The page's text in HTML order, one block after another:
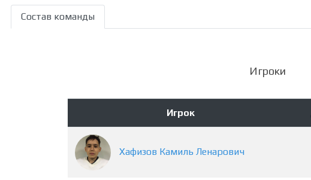
Состав команды
Игроки
Игрок
Хафизов Камиль Ленарович